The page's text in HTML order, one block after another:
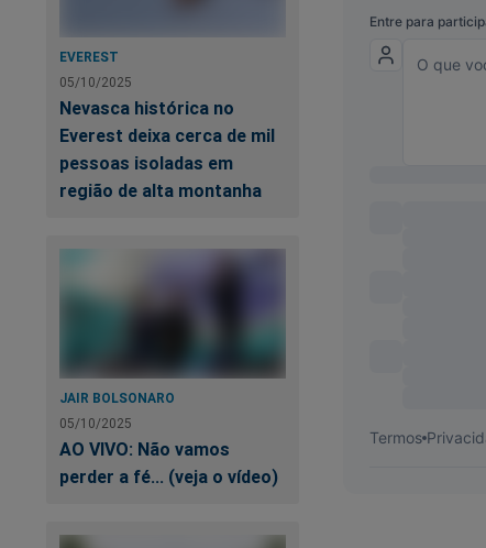
EVEREST
05/10/2025
Nevasca histórica no
Everest deixa cerca de mil
pessoas isoladas em
região de alta montanha
JAIR BOLSONARO
05/10/2025
AO VIVO: Não vamos
perder a fé... (veja o vídeo)
A emissora vive